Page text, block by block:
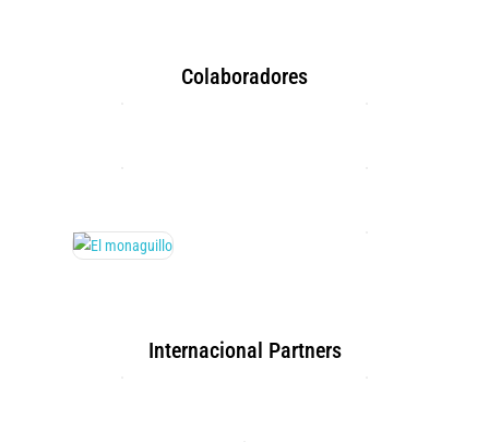
Colaboradores
Internacional Partners